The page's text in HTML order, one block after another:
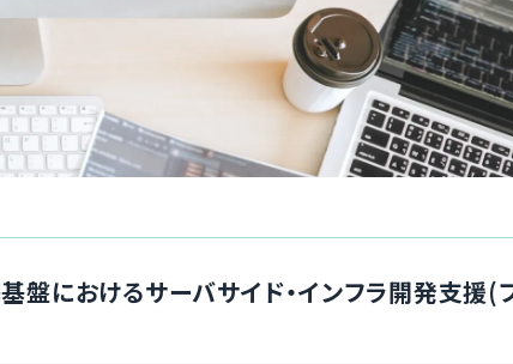
盤におけるサーバサイド・インフラ開発支援(